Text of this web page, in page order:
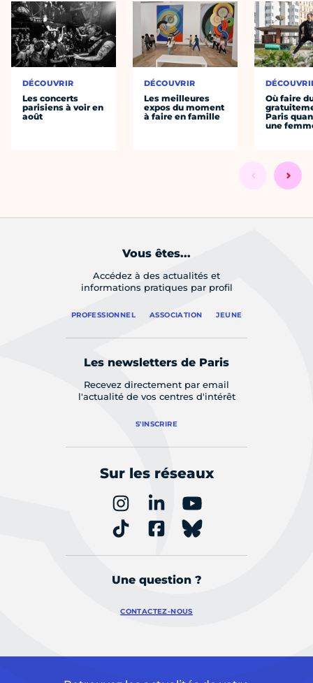
DÉCOUVRIR
Les concerts
parisiens à voir en
août
DÉCOUVRIR
Les meilleures
expos du moment
à faire en famille
Où faire
Paris
une
Vous êtes...
Accédez à des actualités et
informations pratiques par profil
PROFESSIONNEL ASSOCIATION JEUNE
Les newsletters de Paris
Recevez directement par email
l'actualité de vos centres d'intérêt
S'INSCRIRE
Sur les réseaux
Une question ?
CONTACTEZ-NOUS